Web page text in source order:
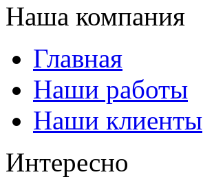
Наша компания
Главная
Наши работы
Наши клиенты
Интересно